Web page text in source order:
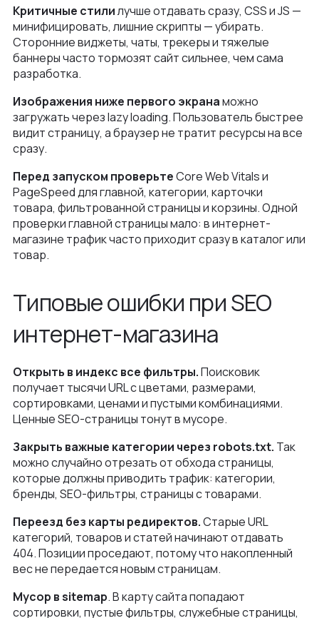
Критичные стилилучше отдавать сразу, CSS и JS —
минифицировать, лишние скрипты — убирать.
Сторонние виджеты, чаты, трекеры и тяжелые
баннеры часто тормозят сайт сильнее, чем сама
разработка.
Изображения ниже первого экранаможно
загружать через lazy loading. Пользователь быстрее
видит страницу, а браузер не тратит ресурсы на все
сразу.
Перед запуском проверьтеCore Web Vitals и
PageSpeed для главной, категории, карточки
товара, фильтрованной страницы и корзины. Одной
проверки главной страницы мало: в интернет-
магазине трафик часто приходит сразу в каталог или
товар.
Типовые ошибки при SEO
интернет-магазина
Открыть в индекс все фильтры.Поисковик
получает тысячи URL с цветами, размерами,
сортировками, ценами и пустыми комбинациями.
Ценные SEO-страницы тонут в мусоре.
Закрыть важные категории через robots.txt. Так
можно случайно отрезать от обхода страницы,
которые должны приводить трафик: категории,
бренды, SEO-фильтры, страницы с товарами.
Переезд без карты редиректов.Старые URL
категорий, товаров и статей начинают отдавать
404. Позиции проседают, потому что накопленный
вес не передается новым страницам.
Мусор в sitemap. В карту сайта попадают
сортировки, пустые фильтры, служебные страницы,